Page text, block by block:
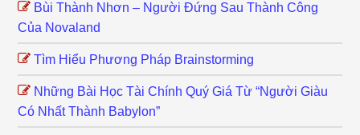
Bùi Thành Nhơn – Người Đứng Sau Thành Công
Của Novaland
Tìm Hiểu Phương Pháp Brainstorming
Những Bài Học Tài Chính Quý Giá Từ “Người Giàu
Có Nhất Thành Babylon”